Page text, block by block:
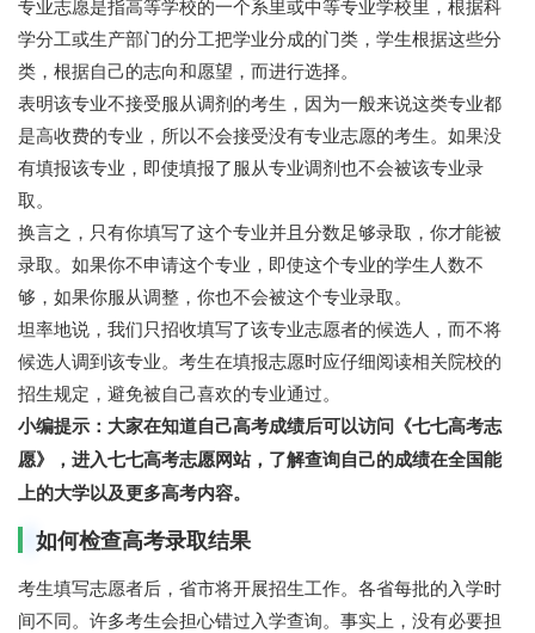
专业志愿是指高等学校的一个系里或中等专业学校里，根据科
学分工或生产部门的分工把学业分成的门类，学生根据这些分
类，根据自己的志向和愿望，而进行选择。
表明该专业不接受服从调剂的考生，因为一般来说这类专业都
是高收费的专业，所以不会接受没有专业志愿的考生。如果没
有填报该专业，即使填报了服从专业调剂也不会被该专业录
取。
换言之，只有你填写了这个专业并且分数足够录取，你才能被
录取。如果你不申请这个专业，即使这个专业的学生人数不
够，如果你服从调整，你也不会被这个专业录取。
坦率地说，我们只招收填写了该专业志愿者的候选人，而不将
候选人调到该专业。考生在填报志愿时应仔细阅读相关院校的
招生规定，避免被自己喜欢的专业通过。
小编提示：大家在知道自己高考成绩后可以访问《七七高考志
愿》，进入七七高考志愿网站，了解查询自己的成绩在全国能
上的大学以及更多高考内容。
如何检查高考录取结果
考生填写志愿者后，省市将开展招生工作。各省每批的入学时
间不同。许多考生会担心错过入学查询。事实上，没有必要担